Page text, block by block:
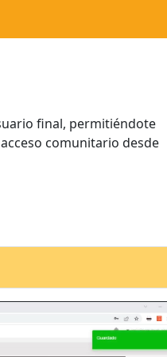
final, permitiéndote
comunitario desde